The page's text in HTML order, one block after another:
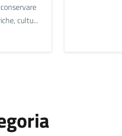
cultu...